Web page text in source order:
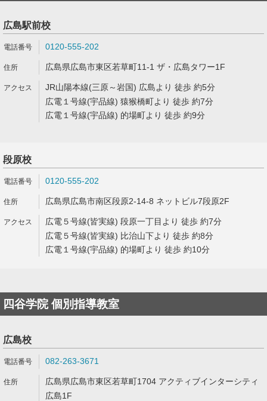
広島駅前校
0120-555-202
広島県広島市東区若草町11-1 ザ・広島タワー1F
JR山陽本線(三原～岩国) 広島より 徒歩 約5分
広電１号線(宇品線) 猿猴橋町より 徒歩 約7分
広電１号線(宇品線) 的場町より 徒歩 約9分
段原校
0120-555-202
広島県広島市南区段原2-14-8 ネットビル7段原2F
広電５号線(皆実線) 段原一丁目より 徒歩 約7分
広電５号線(皆実線) 比治山下より 徒歩 約8分
広電１号線(宇品線) 的場町より 徒歩 約10分
四谷学院 個別指導教室
広島校
082-263-3671
広島県広島市東区若草町1704 アクティブインターシティ
広島1F